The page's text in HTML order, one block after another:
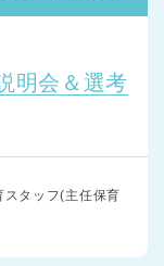
明会＆選考
タッフ(主任保育